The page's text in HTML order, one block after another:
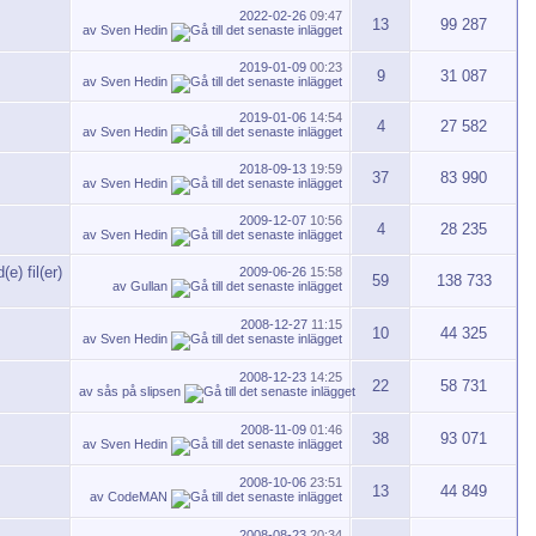
2022-02-26 09:47
av Sven Hedin 13 99 287
2019-01-09 00:23
av Sven Hedin 9 31 087
2019-01-06 14:54
av Sven Hedin 4 27 582
2018-09-13 19:59
av Sven Hedin 37 83 990
2009-12-07 10:56
av Sven Hedin 4 28 235
2009-06-26 15:58
av Gullan 59 138 733
2008-12-27 11:15
av Sven Hedin 10 44 325
2008-12-23 14:25
av sås på slipsen 22 58 731
2008-11-09 01:46
av Sven Hedin 38 93 071
2008-10-06 23:51
av CodeMAN 13 44 849